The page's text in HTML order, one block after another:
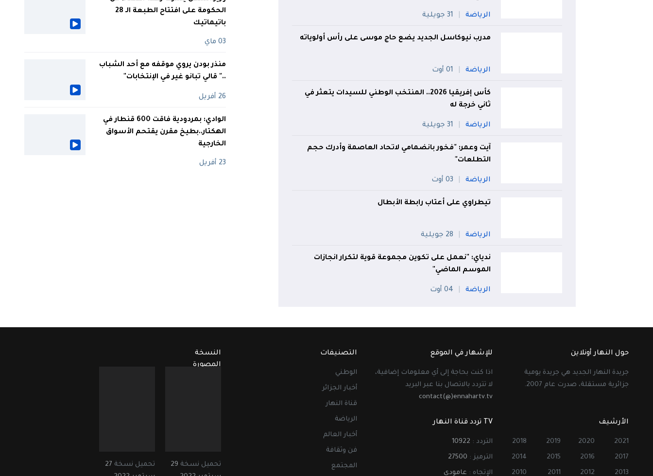
الرياضة 31 جويلية
مدرب نيوكاسل الجديد يضع حاج موسى على رأس أولوياته
الرياضة 01 أوت
كأس إفريقيا 2026.. المنتخب الوطني للسيدات يتعثر في
ثاني خرجة له
الرياضة 31 جويلية
آيت وعمر: "فخور بانضمامي لاتحاد العاصمة وأدرك حجم
التطلعات"
الرياضة 03 أوت
تيطراوي على أعتاب رابطة الأبطال
الرياضة 28 جويلية
ندياي: "نعمل على تكوين مجموعة قوية لتكرار انجازات
الموسم الماضي"
الرياضة 04 أوت
الحكومة على افتتاح الطبعة الـ 28
باتيماتيك
03 ماي
منذر بودن يروي موقفه مع أحد الشباب
.." قالي تبانو غير في الإنتخابات"
26 أفريل
الوادي: بمردودية فاقت 600 قنطار في
الهكتار..بطيخ مقرن يقتحم الأسواق
الخارجية
23 أفريل
حول النهار أونلاين
جريدة النهار الجديد هي جريدة يومية
جزائرية مستقلة، صدرت عام 2007.
للإشهار في الموقع
اذا كنت بحاجة إلى أي معلومات إضافية،
لا تتردد بالاتصال بنا عبر البريد
contact(@)ennahartv.tv
الأرشيف
2021
2020
2019
2018
2017
2016
2015
2014
2013
2012
2011
2010
TV تردد قناة النهار
التردد : 10922
الترميز : 27500
الإتجاه : عامودي
التصنيفات
الوطني
أخبار الجزائر
قناة النهار
الرياضة
أخبار العالم
فن وثقافة
المجتمع
النسخة
المصورة
تحميل نسخة 29
تحميل نسخة 27